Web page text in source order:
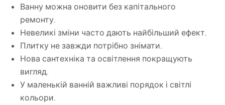
Ванну можна оновити без капітального
ремонту.
Невеликі зміни часто дають найбільший ефект.
Плитку не завжди потрібно знімати.
Нова сантехніка та освітлення покращують
вигляд.
У маленькій ванній важливі порядок і світлі
кольори.